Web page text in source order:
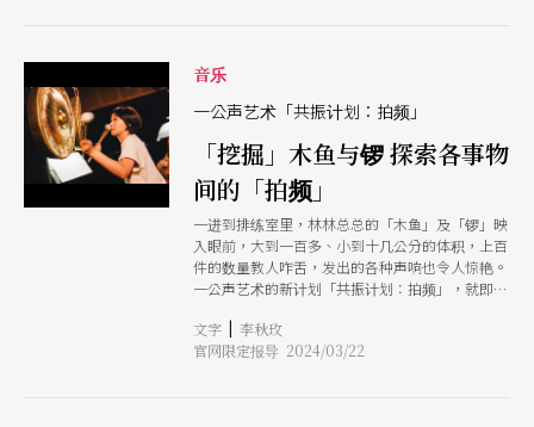
象，将文字与节奏玩得诗意而深刻甚至带点疯狂的
导演符宏征，才能扎实透析出剧作家纪蔚然笔下那
些虚实共存的场景里渗透出的醒世意味，并搬演成
音乐
一公声艺术「共振计划：拍频」
「挖掘」木鱼与锣 探索各事物
间的「拍频」
一进到排练室里，林林总总的「木鱼」及「锣」映
入眼前，大到一百多、小到十几公分的体积，上百
件的数量教人咋舌，发出的各种声响也令人惊艳。
一公声艺术的新计划「共振计划：拍频」，就即将
音的艺术，找出人与乐器之间的各种相互关系。
从2021年以木鱼为共振计划做到现在，跑过木鱼工
文字 | 李秋玫
官网限定报导 2024/03/22